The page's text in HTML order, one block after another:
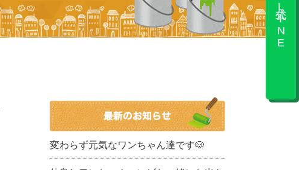
公式LINE
変わらず元気なワンちゃん達です🐶